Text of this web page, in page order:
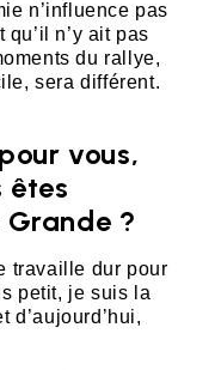
n’influence pas
n’y ait pas
du rallye,
sera différent.
vous,
êtes
?
travaille dur pour
petit, je suis la
d’aujourd’hui,